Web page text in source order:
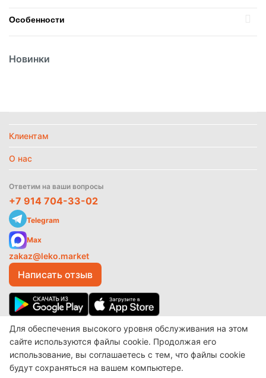
Особенности
Вес
Температурный режим Без режима
Найти похожие
Новинки
Клиентам
О нас
Ответим на ваши вопросы
+7 914 704-33-02
Telegram
Max
zakaz@leko.market
Написать отзыв
© 2017-2026 ООО «Леко» Разработано в make shop
Для обеспечения высокого уровня обслуживания на этом
сайте используются файлы cookie. Продолжая его
использование, вы соглашаетесь с тем, что файлы cookie
будут сохраняться на вашем компьютере.